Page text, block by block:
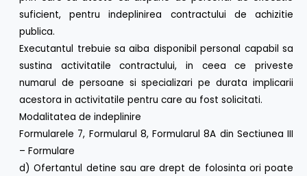
suficient, pentru indeplinirea contractului de achizitie
publica.
Executantul trebuie sa aiba disponibil personal capabil sa
sustina activitatile contractului, in ceea ce priveste
numarul de persoane si specializari pe durata implicarii
acestora in activitatile pentru care au fost solicitati.
Modalitatea de indeplinire
Formularele 7, Formularul 8, Formularul 8A din Sectiunea III
– Formulare
d) Ofertantul detine sau are drept de folosinta ori poate